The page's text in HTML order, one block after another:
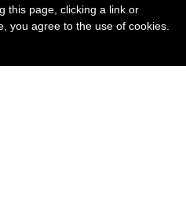
this page, clicking a link or
you agree to the use of cookies.